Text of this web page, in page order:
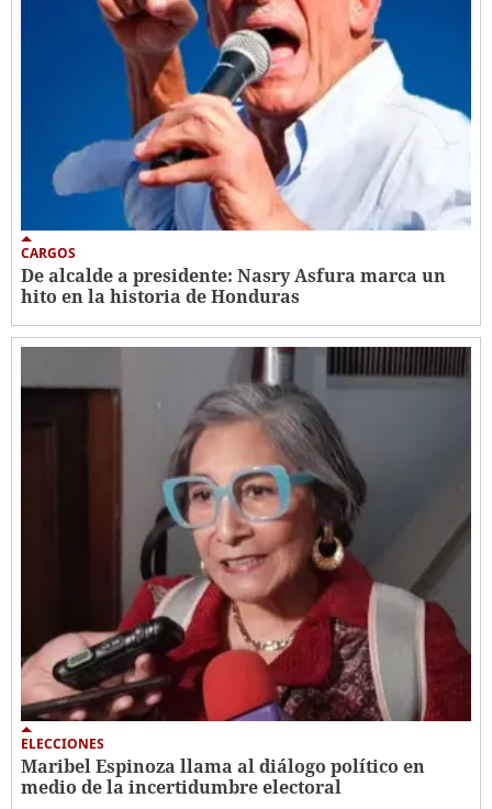
CARGOS
De alcalde a presidente: Nasry Asfura marca un
hito en la historia de Honduras
ELECCIONES
Maribel Espinoza llama al diálogo político en
medio de la incertidumbre electoral